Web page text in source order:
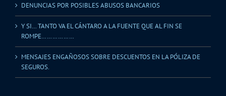
DENUNCIAS POR POSIBLES ABUSOS BANCARIOS
Y SI… TANTO VA EL CÁNTARO A LA FUENTE QUE AL FIN SE
ROMPE………………
MENSAJES ENGAÑOSOS SOBRE DESCUENTOS EN LA PÓLIZA DE
SEGUROS.